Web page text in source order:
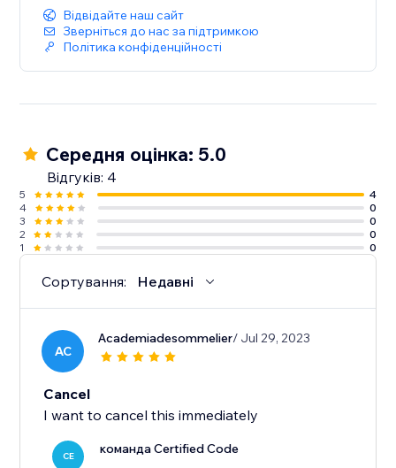
Відвідайте наш сайт
Зверніться до нас за підтримкою
Політика конфіденційності
Середня оцінка: 5.0
Відгуків: 4
5
4
4
0
3
0
2
0
1
0
Сортування: Недавні
AC
Academiadesommelier/ Jul 29, 2023
Cancel
I want to cancel this immediately
CE команда Certified Code